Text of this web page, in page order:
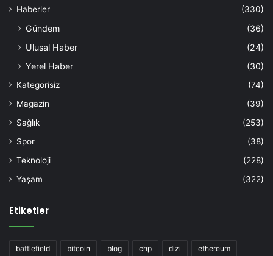
Haberler
(330)
Gündem
(36)
Ulusal Haber
(24)
Yerel Haber
(30)
Kategorisiz
(74)
Magazin
(39)
Sağlık
(253)
Spor
(38)
Teknoloji
(228)
Yaşam
(322)
Etiketler
battlefield bitcoin blog chp dizi ethereum